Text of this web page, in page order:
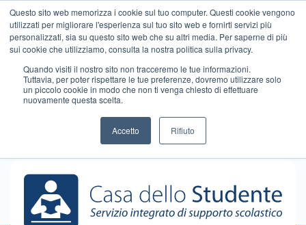
Questo sito web memorizza i cookie sul tuo computer. Questi cookie vengono
utilizzati per migliorare l'esperienza sul tuo sito web e fornirti servizi più
personalizzati, sia su questo sito web che su altri media. Per saperne di più
sui cookie che utilizziamo, consulta la nostra politica sulla privacy.
Quando visiti il ​​nostro sito non tracceremo le tue informazioni.
Tuttavia, per poter rispettare le tue preferenze, dovremo utilizzare solo
un piccolo cookie in modo che non ti venga chiesto di effettuare
nuovamente questa scelta.
Accetto Rifiuto